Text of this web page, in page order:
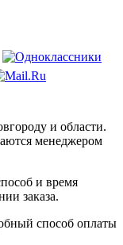
и области.
менеджером
и время
заказа.
способ оплаты